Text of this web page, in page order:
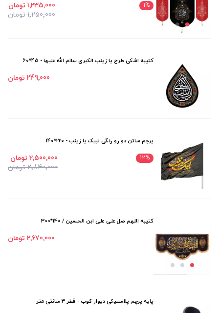
1%
1٬250٬000 تومان
1٬235٬000 تومان
کتیبه اشکی طرح یا زینب الکبری سلام الله علیها - 45*60
249٬000 تومان
پرچم ساتن دو رو رنگی لبیک یا زینب - 220*140
12%
2٬840٬000 تومان
2٬500٬000 تومان
کتیبه اللهم صل علی علی ابن الحسین / 140*300
2٬670٬000 تومان
پایه پرچم پلاستیکی دیوار کوب - قطر 3 سانتی متر